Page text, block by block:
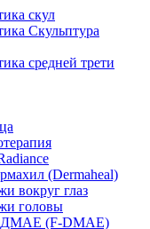
скул
Скульптура
средней трети
(Dermaheal)
вокруг глаз
головы
ДМАЕ (F-DMAE)